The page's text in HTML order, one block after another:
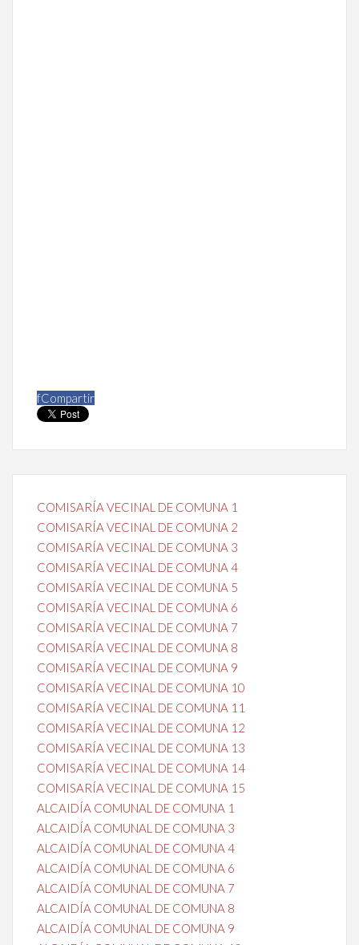
fCompartir
COMISARÍA VECINAL DE COMUNA 1
COMISARÍA VECINAL DE COMUNA 2
COMISARÍA VECINAL DE COMUNA 3
COMISARÍA VECINAL DE COMUNA 4
COMISARÍA VECINAL DE COMUNA 5
COMISARÍA VECINAL DE COMUNA 6
COMISARÍA VECINAL DE COMUNA 7
COMISARÍA VECINAL DE COMUNA 8
COMISARÍA VECINAL DE COMUNA 9
COMISARÍA VECINAL DE COMUNA 10
COMISARÍA VECINAL DE COMUNA 11
COMISARÍA VECINAL DE COMUNA 12
COMISARÍA VECINAL DE COMUNA 13
COMISARÍA VECINAL DE COMUNA 14
COMISARÍA VECINAL DE COMUNA 15
ALCAIDÍA COMUNAL DE COMUNA 1
ALCAIDÍA COMUNAL DE COMUNA 3
ALCAIDÍA COMUNAL DE COMUNA 4
ALCAIDÍA COMUNAL DE COMUNA 6
ALCAIDÍA COMUNAL DE COMUNA 7
ALCAIDÍA COMUNAL DE COMUNA 8
ALCAIDÍA COMUNAL DE COMUNA 9